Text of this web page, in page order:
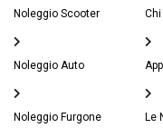
Noleggio Scooter
Noleggio Auto
Noleggio Furgone Le